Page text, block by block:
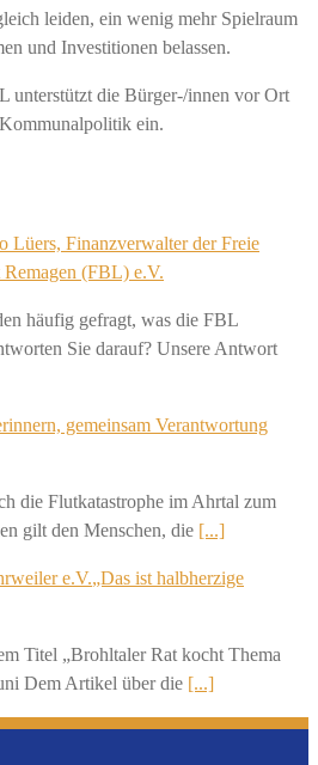
leiden, ein wenig mehr Spielraum
und Investitionen belassen.
unterstützt die Bürger-/innen vor Ort
ein.
Lüers, Finanzverwalter der Freie
Remagen (FBL) e.V.
häufig gefragt, was die FBL
Sie darauf? Unsere Antwort
gemeinsam Verantwortung
die Flutkatastrophe im Ahrtal zum
gilt den Menschen, die [...]
„Das ist halbherzige
Titel „Brohltaler Rat kocht Thema
Dem Artikel über die [...]